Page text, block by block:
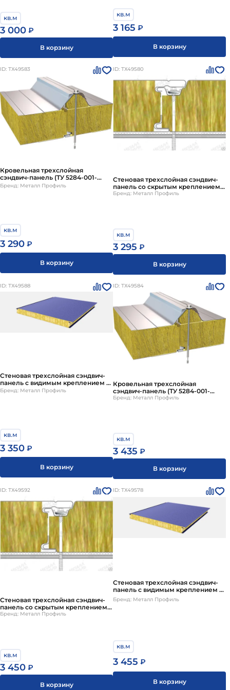
кв.м
3 000 ₽
В корзину
кв.м
3 165 ₽
В корзину
ID: ТХ49583
Кровельная трехслойная
сэндвич-панель (ТУ 5284-001-
37144780-2012)
Бренд: Металл Профиль
кв.м
3 290 ₽
В корзину
ID: ТХ49580
Стеновая трехслойная сэндвич-
панель со скрытым креплением
SECRET FIX
Бренд: Металл Профиль
кв.м
3 295 ₽
В корзину
ID: ТХ49588
Стеновая трехслойная сэндвич-
панель с видимым креплением Z-
Lock
Бренд: Металл Профиль
кв.м
3 350 ₽
В корзину
ID: ТХ49584
Кровельная трехслойная
сэндвич-панель (ТУ 5284-001-
37144780-2012)
Бренд: Металл Профиль
кв.м
3 435 ₽
В корзину
ID: ТХ49592
Стеновая трехслойная сэндвич-
панель со скрытым креплением
SECRET FIX
Бренд: Металл Профиль
кв.м
3 450 ₽
В корзину
ID: ТХ49578
Стеновая трехслойная сэндвич-
панель с видимым креплением Z-
Lock
Бренд: Металл Профиль
кв.м
3 455 ₽
В корзину